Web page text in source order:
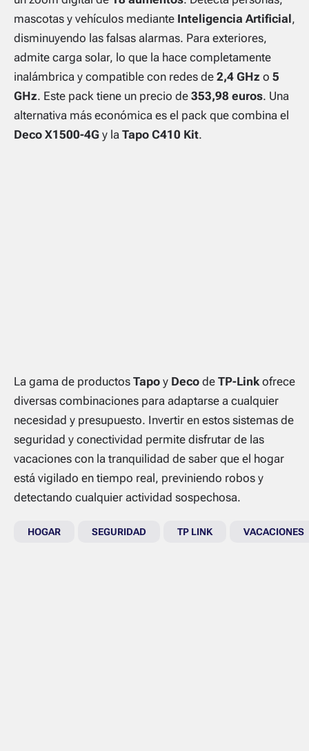
mascotas y vehículos mediante Inteligencia Artificial,
disminuyendo las falsas alarmas. Para exteriores,
admite carga solar, lo que la hace completamente
inalámbrica y compatible con redes de 2,4 GHz o 5
GHz. Este pack tiene un precio de 353,98 euros. Una
alternativa más económica es el pack que combina el
Deco X1500-4G y la Tapo C410 Kit.
La gama de productos Tapo y Deco de TP-Link ofrece
diversas combinaciones para adaptarse a cualquier
necesidad y presupuesto. Invertir en estos sistemas de
seguridad y conectividad permite disfrutar de las
vacaciones con la tranquilidad de saber que el hogar
está vigilado en tiempo real, previniendo robos y
detectando cualquier actividad sospechosa.
HOGAR SEGURIDAD TP LINK VACACIONES